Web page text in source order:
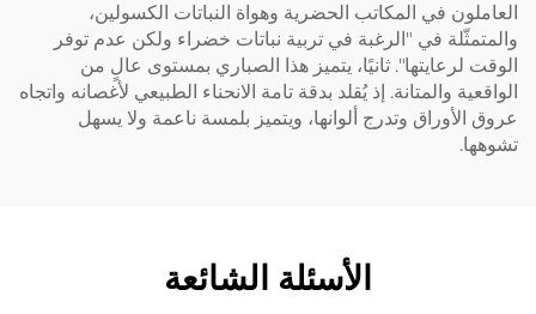
العاملون في المكاتب الحضرية وهواة النباتات الكسولين،
والمتمثّلة في "الرغبة في تربية نباتات خضراء ولكن عدم توفر
الوقت لرعايتها". ثانيًا، يتميز هذا الصباري بمستوى عالٍ من
الواقعية والمتانة. إذ يُقلد بدقة تامة الانحناء الطبيعي لأغصانه واتجاه
عروق الأوراق وتدرج ألوانها، ويتميز بلمسة ناعمة ولا يسهل
تشوهها.
الأسئلة الشائعة